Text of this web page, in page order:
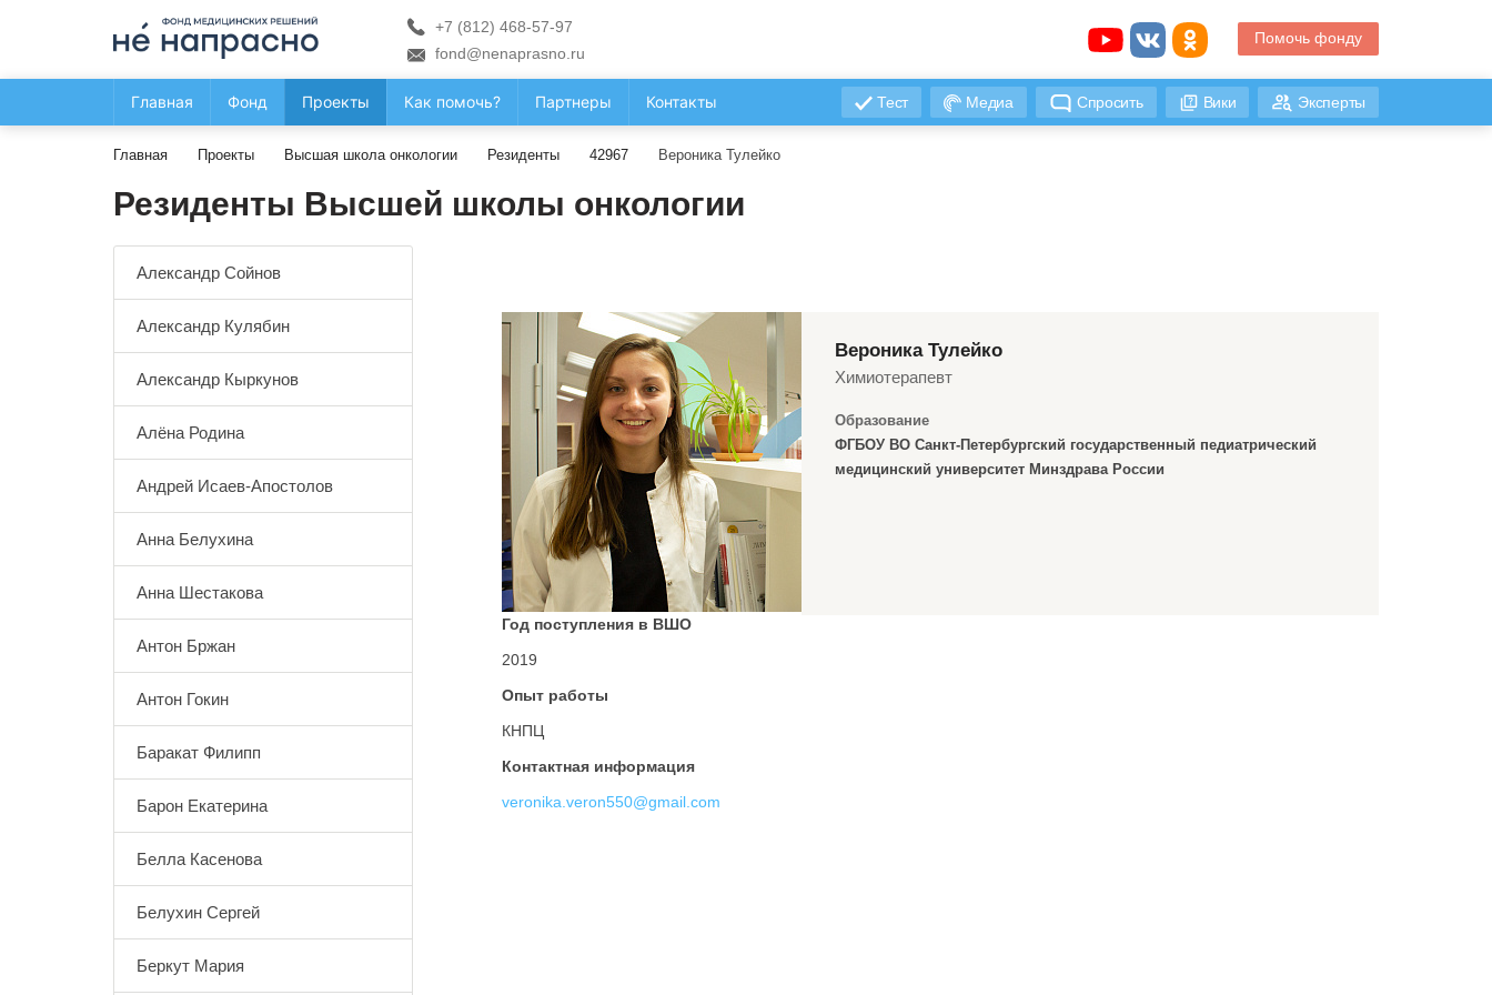
+7 (812) 468-57-97
fond@nenaprasno.ru
Помочь фонду
Главная Фонд Проекты Как помочь? Партнеры Контакты Тест Медиа Спросить Вики Эксперты
Главная Проекты Высшая школа онкологии Резиденты 42967 Вероника Тулейко
Резиденты Высшей школы онкологии
Александр Сойнов
Александр Кулябин
Александр Кыркунов
Алёна Родина
Андрей Исаев-Апостолов
Анна Белухина
Анна Шестакова
Антон Бржан
Антон Гокин
Баракат Филипп
Барон Екатерина
Белла Касенова
Белухин Сергей
Беркут Мария
Вероника Тулейко
Химиотерапевт
Образование
ФГБОУ ВО Санкт-Петербургский государственный педиатрический
медицинский университет Минздрава России
Год поступления в ВШО
2019
Опыт работы
КНПЦ
Контактная информация
veronika.veron550@gmail.com